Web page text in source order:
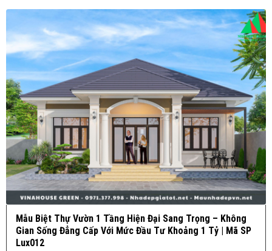
Mẫu Biệt Thự Vườn 1 Tầng Hiện Đại Sang Trọng – Không
Gian Sống Đẳng Cấp Với Mức Đầu Tư Khoảng 1 Tỷ | Mã SP
Lux012